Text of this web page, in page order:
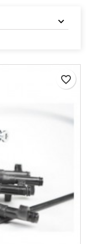
favorite_border